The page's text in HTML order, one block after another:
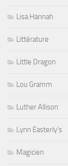
Lisa Hannah
Littérature
Little Dragon
Lou Gramm
Luther Allison
Lynn Easterly's
Magicien